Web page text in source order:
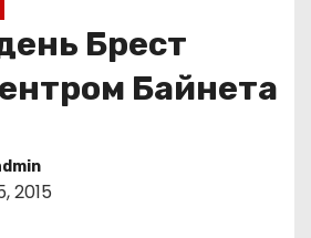
Брест
Байнета
2015